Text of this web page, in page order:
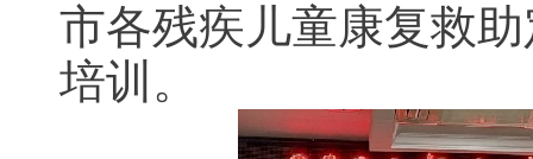
市各残疾儿童康复救
培训。